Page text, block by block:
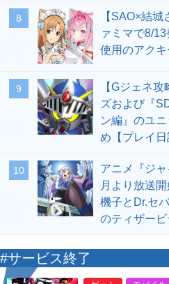
8
【SAO×結
ァミマで8/
使用のアク
9
【Gジェネ
ズおよび『
ン編』のユ
め【プレイ日
10
アニメ『ジ
月より放送
機子とDr.セ
のティザービ
#サービス終了